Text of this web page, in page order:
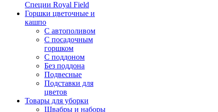
Специи Royal Field
Горшки цветочные и
кашпо
С автополивом
С посадочным
горшком
С поддоном
Без поддона
Подвесные
Подставки для
цветов
Товары для уборки
Швабры и наборы